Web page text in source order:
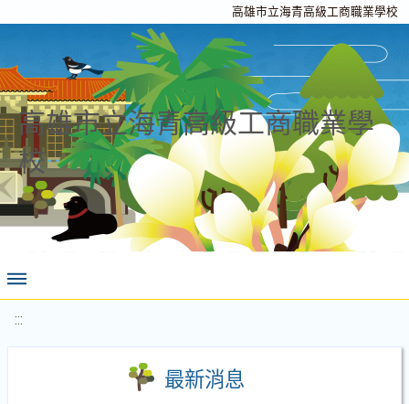
高雄市立海青高級工商職業學校
高雄市立海青高級工商職業學
校
:::
最新消息